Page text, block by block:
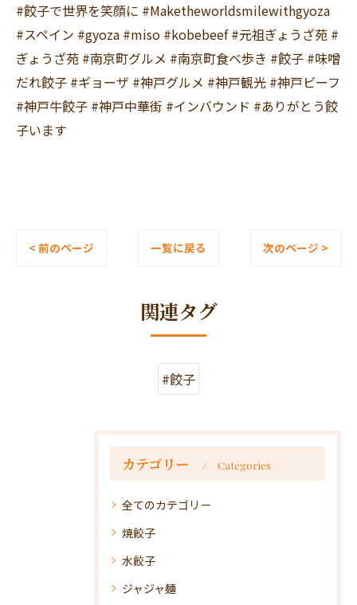
#餃子で世界を笑顔に #Maketheworldsmilewithgyoza
#スペイン #gyoza #miso #kobebeef #元祖ぎょうざ苑 #
ぎょうざ苑 #南京町グルメ #南京町食べ歩き #餃子 #味噌
だれ餃子 #ギョーザ #神戸グルメ #神戸観光 #神戸ビーフ
#神戸牛餃子 #神戸中華街 #インバウンド #ありがとう餃
子います
< 前のページ 一覧に戻る 次のページ >
関連タグ
#餃子
カテゴリー Categories
全てのカテゴリー
焼餃子
水餃子
ジャジャ麺